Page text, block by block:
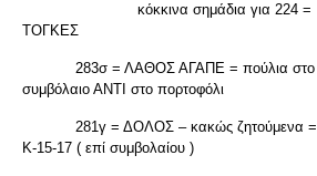
κόκκινα σημάδια για 224 =
ΤΟΓΚΕΣ
283σ = ΛΑΘΟΣ ΑΓΑΠΕ = πούλια στο
συμβόλαιο ΑΝΤΙ στο πορτοφόλι
281γ = ΔΟΛΟΣ – κακώς ζητούμενα =
Κ-15-17 ( επί συμβολαίου )